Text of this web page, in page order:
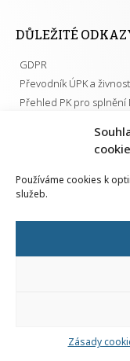
Používáme cookies k
služeb.
Zásady
DŮLEŽITÉ
GDPR
Převodník ÚPK a
Přehled PK pro splnění